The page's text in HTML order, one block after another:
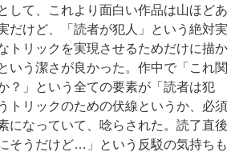
して、これより面白い作品は山ほどあ
だけど、「読者が犯人」という絶対実
トリックを実現させるためだけに描か
いう潔さが良かった。作中で「これ関
？」という全ての要素が「読者は犯
トリックのための伏線というか、必須
になっていて、唸らされた。読了直後
そうだけど…」という反駁の気持ちも